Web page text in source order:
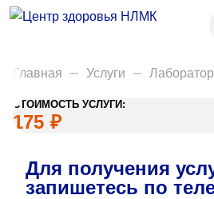
Анализы
Акции
Пациентам
Вакансии
О нас
Главная Услуги
СТОИМОСТЬ УСЛУГИ:
175 ₽
Для получения
запишетесь по